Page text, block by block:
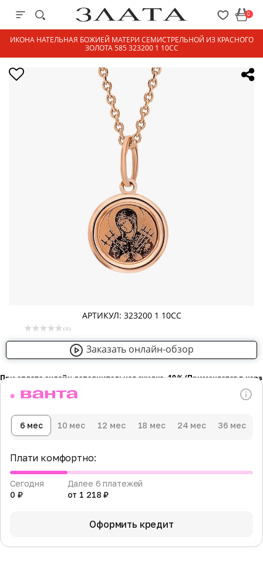
0
ИКОНА НАТЕЛЬНАЯ БОЖИЕЙ МАТЕРИ СЕМИСТРЕЛЬНОЙ ИЗ КРАСНОГО
ЗОЛОТА 585 323200 1 10СС
АРТИКУЛ: 323200 1 10СС
( 0 )
Заказать онлайн-обзор
При оплате онлайн дополнительная скидка -10％ (Применяется в
6 мес 10 мес 12 мес 18 мес 24 мес 36 мес
Плати комфортно:
Сегодня
0 ₽
Далее 6 платежей
от 1 218 ₽
Оформить кредит